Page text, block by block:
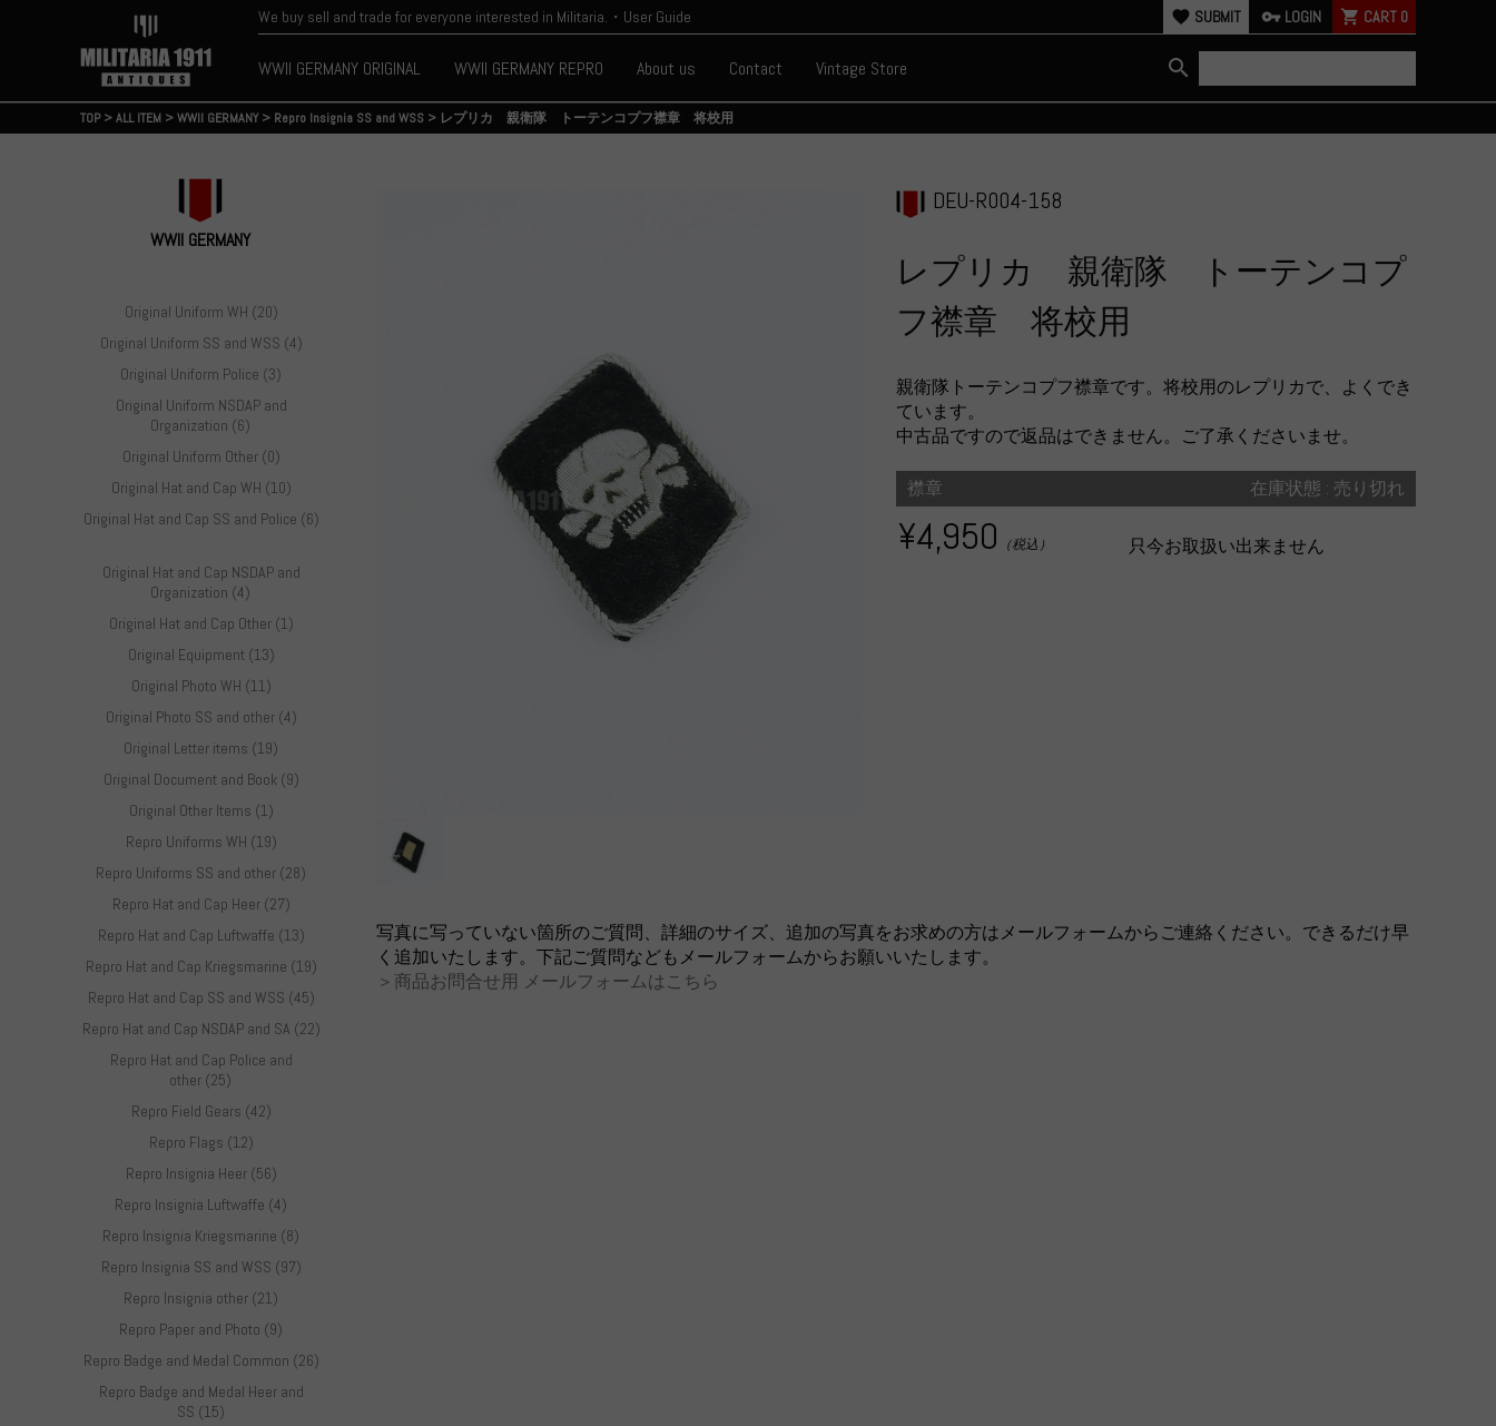
We buy sell and trade for everyone interested in Militaria.・User Guide favorite SUBMIT vpn_key LOGIN shopping_cart CART 0
WWII GERMANY ORIGINAL WWII GERMANY REPRO About us Contact Vintage Store search
TOP>ALL ITEM >WWII GERMANY > Repro Insignia SS and WSS > レプリカ 親衛隊 トーテンコプフ襟章 将校用
WWII GERMANY
Original Uniform WH (20)
Original Uniform SS and WSS (4)
Original Uniform Police (3)
Original Uniform NSDAP and
Organization (6)
Original Uniform Other (0)
Original Hat and Cap WH (10)
Original Hat and Cap SS and Police (6)
Original Hat and Cap NSDAP and
Organization (4)
Original Hat and Cap Other (1)
Original Equipment (13)
Original Photo WH (11)
Original Photo SS and other (4)
Original Letter items (19)
Original Document and Book (9)
Original Other Items (1)
Repro Uniforms WH (19)
Repro Uniforms SS and other (28)
Repro Hat and Cap Heer (27)
Repro Hat and Cap Luftwaffe (13)
Repro Hat and Cap Kriegsmarine (19)
Repro Hat and Cap SS and WSS (45)
Repro Hat and Cap NSDAP and SA (22)
Repro Hat and Cap Police and
other (25)
Repro Field Gears (42)
Repro Flags (12)
Repro Insignia Heer (56)
Repro Insignia Luftwaffe (4)
Repro Insignia Kriegsmarine (8)
Repro Insignia SS and WSS (97)
Repro Insignia other (21)
Repro Paper and Photo (9)
Repro Badge and Medal Common (26)
Repro Badge and Medal Heer and
SS (15)
DEU-R004-158
レプリカ 親衛隊 トーテンコプ
フ襟章 将校用
親衛隊トーテンコプフ襟章です。将校用のレプリカで、よくでき
ています。
中古品ですので返品はできません。ご了承くださいませ。
襟章 在庫状態 : 売り切れ
¥4,950 （税込） 只今お取扱い出来ません
写真に写っていない箇所のご質問、詳細のサイズ、追加の写真をお求めの方はメールフォームからご連絡ください。できるだけ早
く追加いたします。下記ご質問などもメールフォームからお願いいたします。
＞商品お問合せ用 メールフォームはこちら